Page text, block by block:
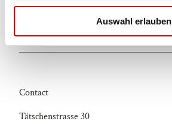
Auswahl erlauben
À ne pas manquer
Excursions
Contact
Tätschenstrasse 30